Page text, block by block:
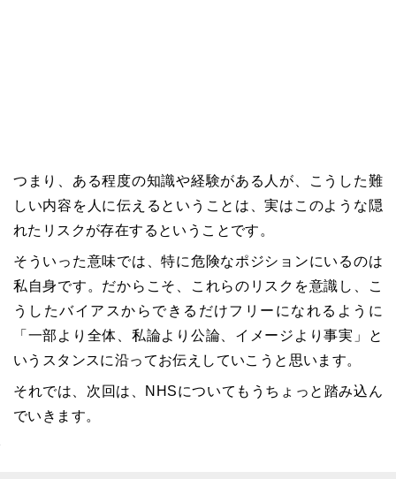
つまり、ある程度の知識や経験がある人が、こうした難
しい内容を人に伝えるということは、実はこのような隠
れたリスクが存在するということです。
そういった意味では、特に危険なポジションにいるのは
私自身です。だからこそ、これらのリスクを意識し、こ
うしたバイアスからできるだけフリーになれるように
「一部より全体、私論より公論、イメージより事実」と
いうスタンスに沿ってお伝えしていこうと思います。
それでは、次回は、NHSについてもうちょっと踏み込ん
でいきます。